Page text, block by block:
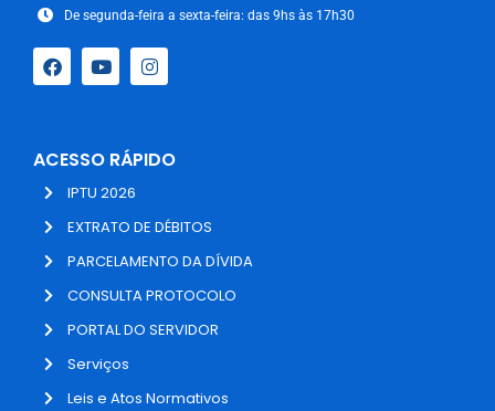
De segunda-feira a sexta-feira: das 9hs às 17h30
ACESSO RÁPIDO
IPTU 2026
EXTRATO DE DÉBITOS
PARCELAMENTO DA DÍVIDA
CONSULTA PROTOCOLO
PORTAL DO SERVIDOR
Serviços
Leis e Atos Normativos